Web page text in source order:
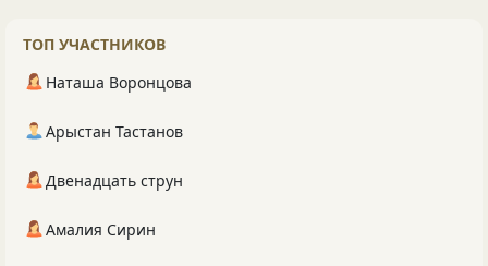
ТОП УЧАСТНИКОВ
Наташа Воронцова
Арыстан Тастанов
Двенадцать струн
Амалия Сирин